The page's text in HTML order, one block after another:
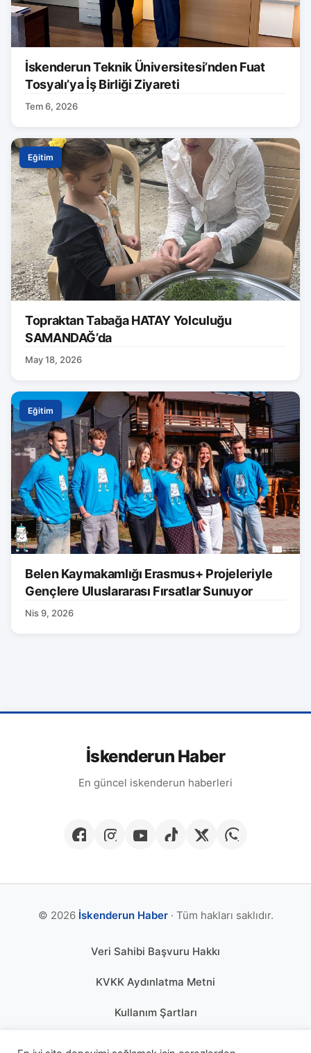
İskenderun Teknik Üniversitesi’nden Fuat
Tosyalı’ya İş Birliği Ziyareti
Tem 6, 2026
Eğitim
Topraktan Tabağa HATAY Yolculuğu
SAMANDAĞ’da
May 18, 2026
Eğitim
Belen Kaymakamlığı Erasmus+ Projeleriyle
Gençlere Uluslararası Fırsatlar Sunuyor
Nis 9, 2026
İskenderun Haber
En güncel iskenderun haberleri
© 2026 İskenderun Haber· Tüm hakları saklıdır.
Veri Sahibi Başvuru Hakkı
KVKK Aydınlatma Metni
Kullanım Şartları